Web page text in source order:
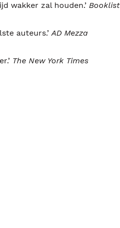
wakker zal houden.’ Booklist
auteurs.’AD Mezza
The New York Times